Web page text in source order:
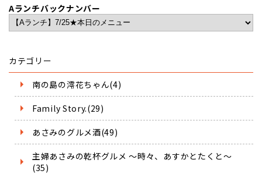
Aランチバックナンバー
カテゴリー
南の島の澪花ちゃん(4)
Family Story.(29)
あさみのグルメ酒(49)
主婦あさみの乾杯グルメ ～時々、あすかとたくと～
(35)